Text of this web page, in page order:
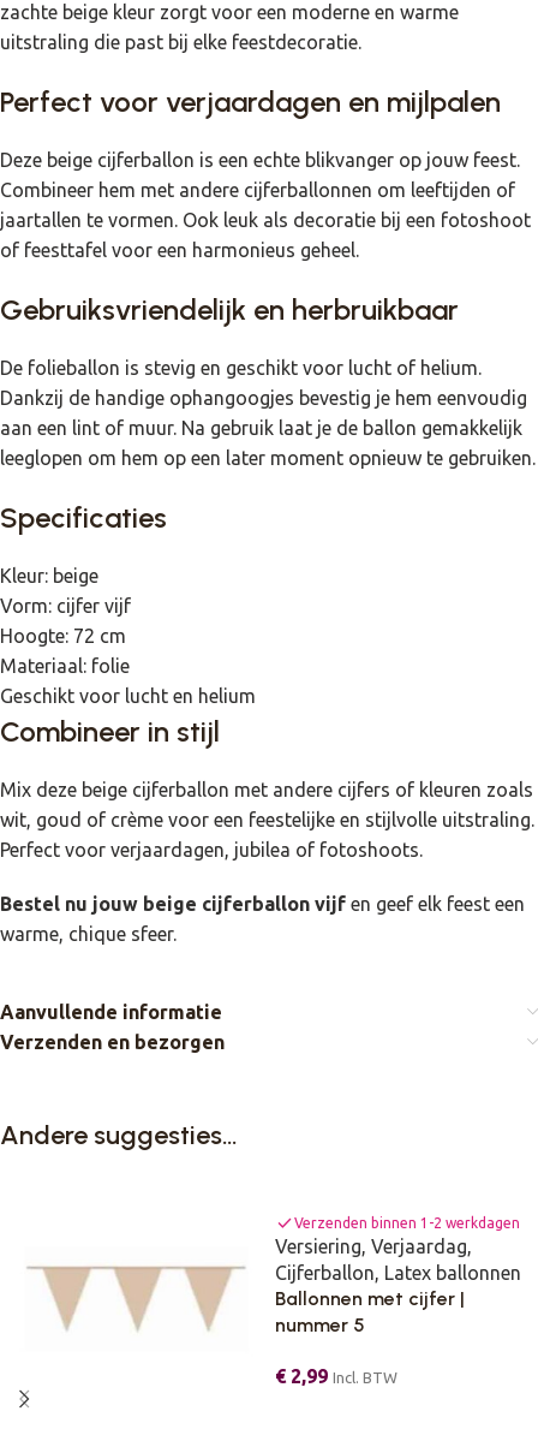
zachte beige kleur zorgt voor een moderne en warme
uitstraling die past bij elke feestdecoratie.
Perfect voor verjaardagen en mijlpalen
Deze beige cijferballon is een echte blikvanger op jouw feest.
Combineer hem met andere cijferballonnen om leeftijden of
jaartallen te vormen. Ook leuk als decoratie bij een fotoshoot
of feesttafel voor een harmonieus geheel.
Gebruiksvriendelijk en herbruikbaar
De folieballon is stevig en geschikt voor lucht of helium.
Dankzij de handige ophangoogjes bevestig je hem eenvoudig
aan een lint of muur. Na gebruik laat je de ballon gemakkelijk
leeglopen om hem op een later moment opnieuw te gebruiken.
Specificaties
Kleur: beige
Vorm: cijfer vijf
Hoogte: 72 cm
Materiaal: folie
Geschikt voor lucht en helium
Combineer in stijl
Mix deze beige cijferballon met andere cijfers of kleuren zoals
wit, goud of crème voor een feestelijke en stijlvolle uitstraling.
Perfect voor verjaardagen, jubilea of fotoshoots.
Bestel nu jouw beige cijferballon vijf en geef elk feest een
warme, chique sfeer.
Aanvullende informatie
Verzenden en bezorgen
Andere suggesties…
checkVerzenden binnen 1-2 werkdagen
Versiering, Verjaardag,
Cijferballon, Latex ballonnen
Ballonnen met cijfer |
nummer 5
€2,99 Incl. BTW